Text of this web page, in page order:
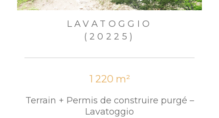
LAVATOGGIO
(20225)
1 220 m²
Terrain + Permis de construire purgé –
Lavatoggio